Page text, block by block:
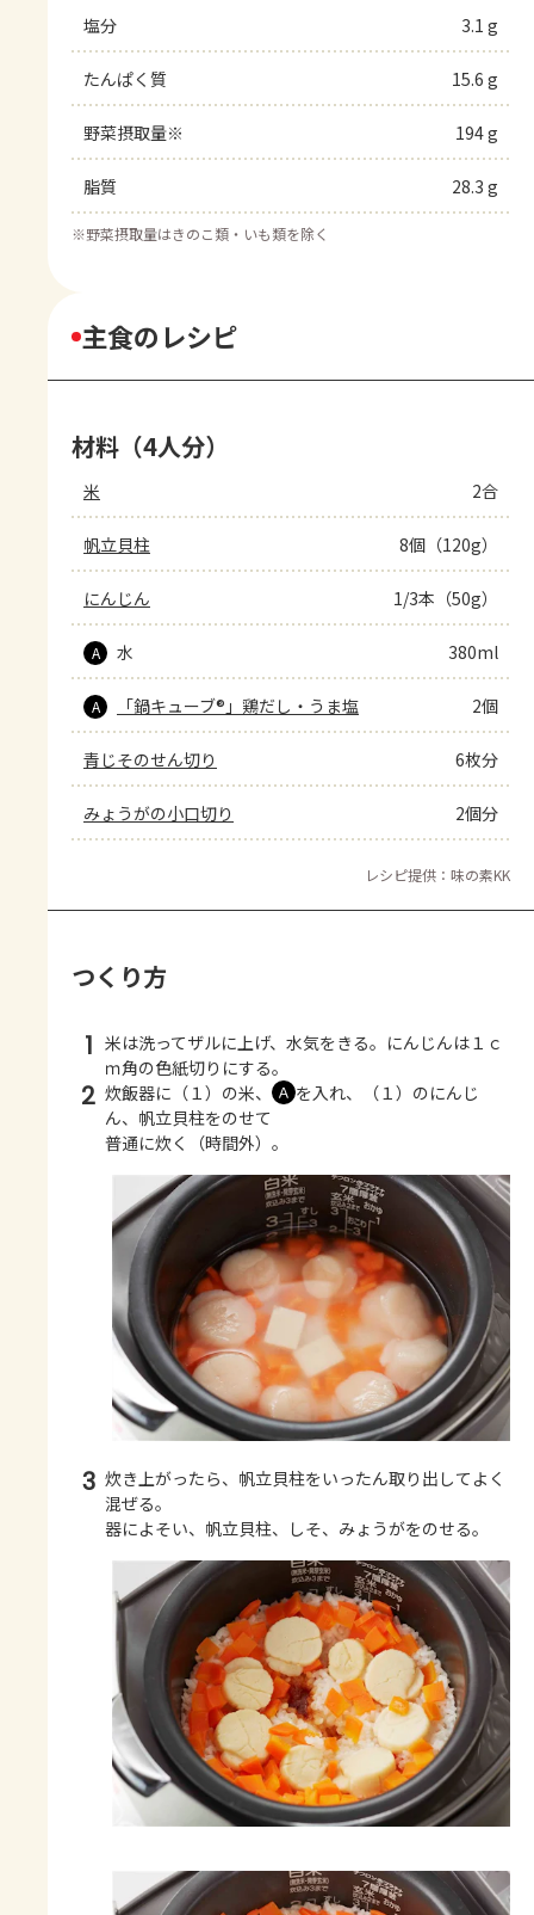
塩分 3.1 g
たんぱく質 15.6 g
野菜摂取量※ 194 g
脂質 28.3 g
※野菜摂取量はきのこ類・いも類を除く
主食のレシピ
材料（4人分）
米 2合
帆立貝柱 8個（120g）
にんじん 1/3本（50g）
A 水 380ml
A 「鍋キューブ®」鶏だし・うま塩 2個
青じそのせん切り 6枚分
みょうがの小口切り 2個分
レシピ提供：味の素KK
つくり方
1 米は洗ってザルに上げ、水気をきる。にんじんは１ｃ
ｍ角の色紙切りにする。
2 炊飯器に（１）の米、 Ａ を入れ、（１）のにんじ
ん、帆立貝柱をのせて
普通に炊く（時間外）。
3 炊き上がったら、帆立貝柱をいったん取り出してよく
混ぜる。
器によそい、帆立貝柱、しそ、みょうがをのせる。